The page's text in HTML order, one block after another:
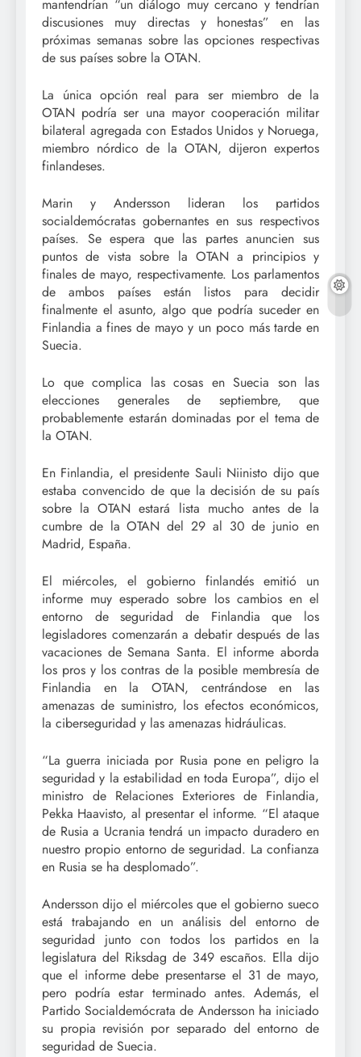
mantendrían “un diálogo muy cercano y tendrían
discusiones muy directas y honestas” en las
próximas semanas sobre las opciones respectivas
de sus países sobre la OTAN.
La única opción real para ser miembro de la
OTAN podría ser una mayor cooperación militar
bilateral agregada con Estados Unidos y Noruega,
miembro nórdico de la OTAN, dijeron expertos
finlandeses.
Marin y Andersson lideran los partidos
socialdemócratas gobernantes en sus respectivos
países. Se espera que las partes anuncien sus
puntos de vista sobre la OTAN a principios y
finales de mayo, respectivamente. Los parlamentos
de ambos países están listos para decidir
finalmente el asunto, algo que podría suceder en
Finlandia a fines de mayo y un poco más tarde en
Suecia.
Lo que complica las cosas en Suecia son las
elecciones generales de septiembre, que
probablemente estarán dominadas por el tema de
la OTAN.
En Finlandia, el presidente Sauli Niinisto dijo que
estaba convencido de que la decisión de su país
sobre la OTAN estará lista mucho antes de la
cumbre de la OTAN del 29 al 30 de junio en
Madrid, España.
El miércoles, el gobierno finlandés emitió un
informe muy esperado sobre los cambios en el
entorno de seguridad de Finlandia que los
legisladores comenzarán a debatir después de las
vacaciones de Semana Santa. El informe aborda
los pros y los contras de la posible membresía de
Finlandia en la OTAN, centrándose en las
amenazas de suministro, los efectos económicos,
la ciberseguridad y las amenazas hidráulicas.
“La guerra iniciada por Rusia pone en peligro la
seguridad y la estabilidad en toda Europa”, dijo el
ministro de Relaciones Exteriores de Finlandia,
Pekka Haavisto, al presentar el informe. “El ataque
de Rusia a Ucrania tendrá un impacto duradero en
nuestro propio entorno de seguridad. La confianza
en Rusia se ha desplomado”.
Andersson dijo el miércoles que el gobierno sueco
está trabajando en un análisis del entorno de
seguridad junto con todos los partidos en la
legislatura del Riksdag de 349 escaños. Ella dijo
que el informe debe presentarse el 31 de mayo,
pero podría estar terminado antes. Además, el
Partido Socialdemócrata de Andersson ha iniciado
su propia revisión por separado del entorno de
seguridad de Suecia.